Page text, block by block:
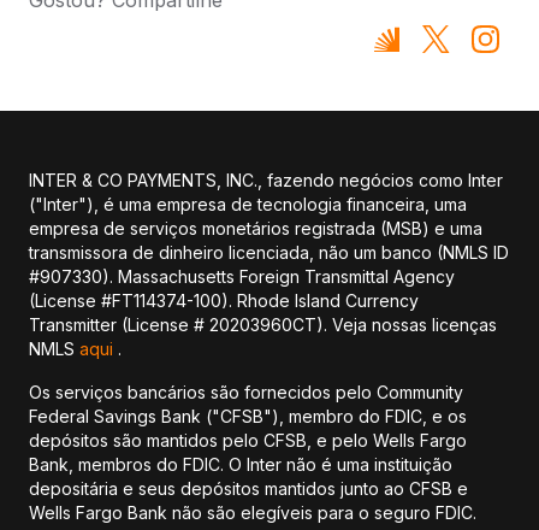
INTER & CO PAYMENTS, INC., fazendo negócios como Inter
("Inter"), é uma empresa de tecnologia financeira, uma
empresa de serviços monetários registrada (MSB) e uma
transmissora de dinheiro licenciada, não um banco (NMLS ID
#907330). Massachusetts Foreign Transmittal Agency
(License #FT114374-100). Rhode Island Currency
Transmitter (License # 20203960CT). Veja nossas licenças
NMLS aqui .
Os serviços bancários são fornecidos pelo Community
Federal Savings Bank ("CFSB"), membro do FDIC, e os
depósitos são mantidos pelo CFSB, e pelo Wells Fargo
Bank, membros do FDIC. O Inter não é uma instituição
depositária e seus depósitos mantidos junto ao CFSB e
Wells Fargo Bank não são elegíveis para o seguro FDIC.